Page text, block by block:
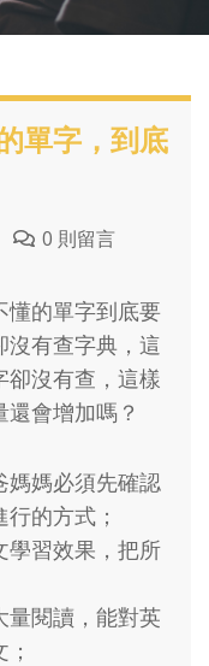
單字，到底
0 則留言
懂的單字到底要
沒有查字典，這
卻沒有查，這樣
會增加嗎？
媽媽必須先確認
的方式；
學習效果，把所
量閱讀，能對英